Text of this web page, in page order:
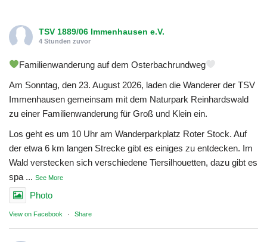
TSV 1889/06 Immenhausen e.V.
4 Stunden zuvor
Familienwanderung auf dem Osterbachrundweg
Am Sonntag, den 23. August 2026, laden die Wanderer der TSV
Immenhausen gemeinsam mit dem Naturpark Reinhardswald
zu einer Familienwanderung für Groß und Klein ein.
Los geht es um 10 Uhr am Wanderparkplatz Roter Stock. Auf
der etwa 6 km langen Strecke gibt es einiges zu entdecken. Im
Wald verstecken sich verschiedene Tiersilhouetten, dazu gibt es
spa ... See More
Photo
View on Facebook · Share